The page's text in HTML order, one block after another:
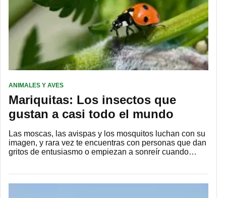
ANIMALES Y AVES
Mariquitas: Los insectos que
gustan a casi todo el mundo
Las moscas, las avispas y los mosquitos luchan con su
imagen, y rara vez te encuentras con personas que dan
gritos de entusiasmo o empiezan a sonreír cuando…